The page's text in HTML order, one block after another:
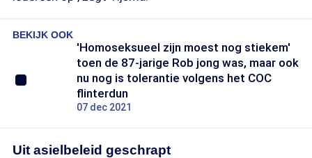
BEKIJK OOK
'Homoseksueel zijn moest nog stiekem'
toen de 87-jarige Rob jong was, maar ook
nu nog is tolerantie volgens het COC
flinterdun
07 dec 2021
Uit asielbeleid geschrapt